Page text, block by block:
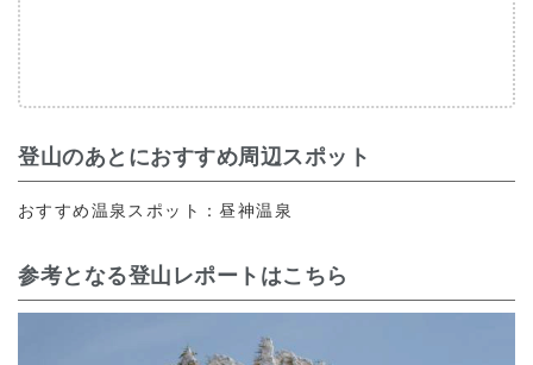
登山のあとにおすすめ周辺スポット
おすすめ温泉スポット：昼神温泉
参考となる登山レポートはこちら